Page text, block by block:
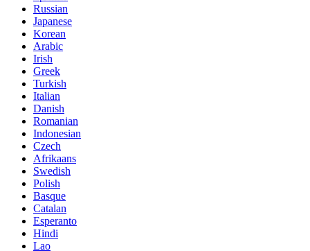
Russian
Japanese
Korean
Arabic
Irish
Greek
Turkish
Italian
Danish
Romanian
Indonesian
Czech
Afrikaans
Swedish
Polish
Basque
Catalan
Esperanto
Hindi
Lao